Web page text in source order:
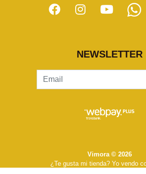
NEWSLETTER
Vimora © 2026
¿Te gusta mi tienda? Yo vendo